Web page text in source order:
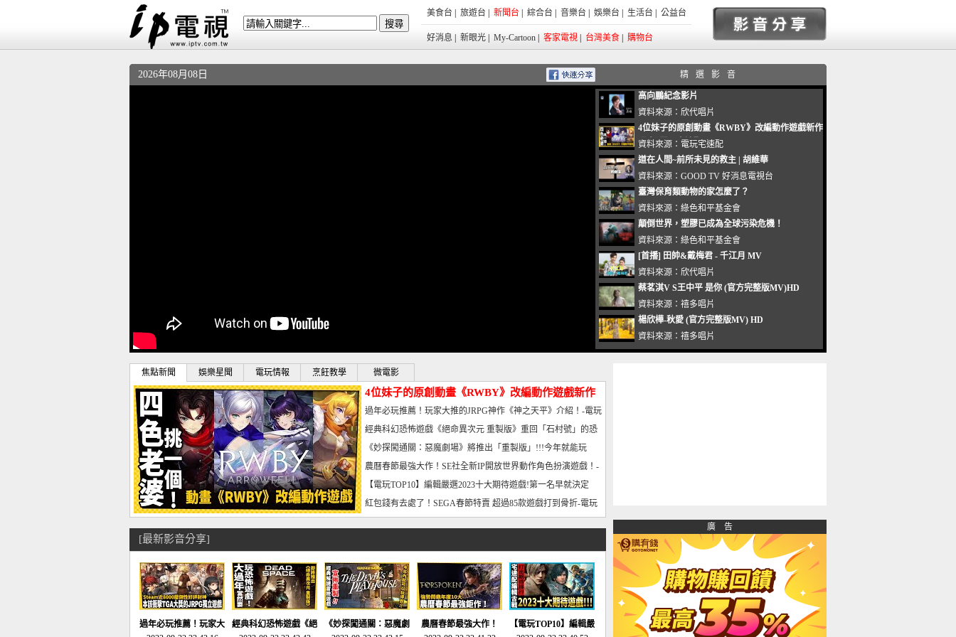
美食台 旅遊台 新聞台 綜合台 音樂台 娛樂台 生活台 公益台
好消息 新眼光 My-Cartoon 客家電視 台灣美食 購物台
2026年08月08日 精選影音
高向鵬紀念影片
資料來源： 欣代唱片
4位妹子的原創動畫《RWBY》改編動作遊戲新作
曝光_電玩宅速配20221102
資料來源： 電玩宅速配
道在人間~前所未見的救主 | 胡維華
資料來源： GOOD TV 好消息電視台
臺灣保育類動物的家怎麼了？
資料來源： 綠色和平基金會
顛倒世界，塑膠已成為全球污染危機！
資料來源： 綠色和平基金會
[首播] 田帥&戴梅君 - 千江月 MV
資料來源： 欣代唱片
蔡茗淇V S王中平 是你 (官方完整版MV)HD
資料來源： 禧多唱片
楊欣樺-秋愛 (官方完整版MV) HD
資料來源： 禧多唱片
焦點新聞 娛樂星聞 電玩情報 烹飪教學 微電影
4位妹子的原創動畫《RWBY》改編動作遊戲新作
曝光_電玩宅速配20221102
過年必玩推薦！玩家大推的JRPG神作《神之天平》介紹！-電玩
宅速配20230126
經典科幻恐怖遊戲《絕命異次元 重製版》重回「石村號」的恐
懼體驗-電玩宅速配20230125
《妙探闖通關：惡魔劇場》將推出「重製版」!!!今年就能玩
到!!-電玩宅速配20230124
農曆春節最強大作！SE社全新IP開放世界動作角色扮演遊戲！-
電玩宅速配20230123
【電玩TOP10】編輯嚴選2023十大期待遊戲!第一名早就決定
了，封面圖直接雷你!-電玩宅速配20230120
紅包錢有去處了！SEGA春節特賣 超過85款遊戲打到骨折-電玩
宅速配20230119
[最新影音分享]
過年必玩推薦！玩家大
經典科幻恐怖遊戲《絕
《妙探闖通關：惡魔劇
農曆春節最強大作！
【電玩TOP10】編輯嚴
廣 告